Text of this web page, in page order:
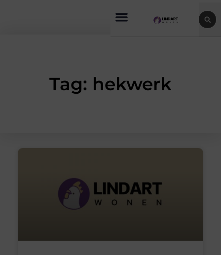
Tag: hekwerk